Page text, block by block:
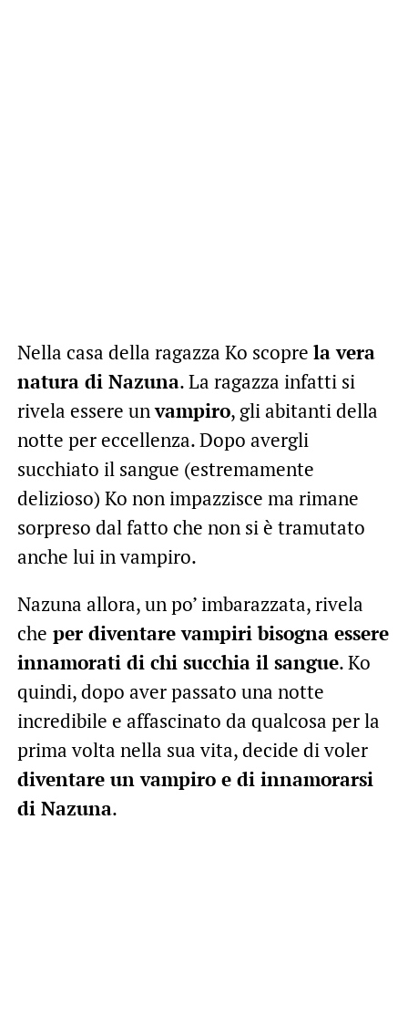
Nella casa della ragazza Ko scopre la vera
natura di Nazuna. La ragazza infatti si
rivela essere unvampiro, gli abitanti della
notte per eccellenza. Dopo avergli
succhiato il sangue (estremamente
delizioso) Ko non impazzisce ma rimane
sorpreso dal fatto che non si è tramutato
anche lui in vampiro.
Nazuna allora, un po’ imbarazzata, rivela
che per diventare vampiri bisogna essere
innamorati di chi succhia il sangue. Ko
quindi, dopo aver passato una notte
incredibile e affascinato da qualcosa per la
prima volta nella sua vita, decide di voler
diventare un vampiro e di innamorarsi
di Nazuna.